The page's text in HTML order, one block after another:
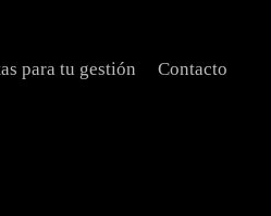
para tu gestión Contacto